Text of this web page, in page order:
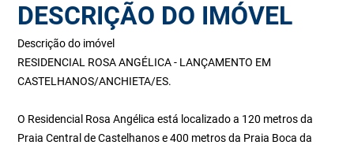
DESCRIÇÃO DO IMÓVEL
Descrição do imóvel
RESIDENCIAL ROSA ANGÉLICA - LANÇAMENTO EM
CASTELHANOS/ANCHIETA/ES.
O Residencial Rosa Angélica está localizado a 120 metros da
Praia Central de Castelhanos e 400 metros da Praia Boca da